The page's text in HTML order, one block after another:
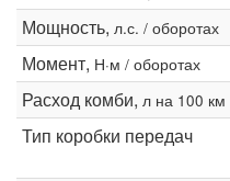
Мощность, л.с. / оборотах
Момент, Н·м / оборотах
Расход комби, л на 100 км
Тип коробки передач